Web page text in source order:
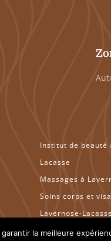
Institut de beauté
Lacasse
Massages à
Soins corps et
Lavernose-Lacasse
Cosmétiques bio
la meilleure